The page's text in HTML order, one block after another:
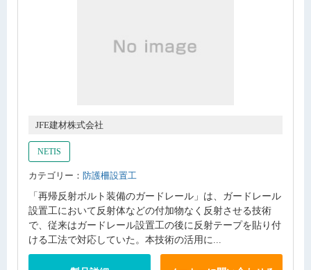
JFE建材株式会社
NETIS
カテゴリー： 防護柵設置工
「再帰反射ボルト装備のガードレール」は、ガードレール
設置工において反射体などの付加物なく反射させる技術
で、従来はガードレール設置工の後に反射テープを貼り付
ける工法で対応していた。本技術の活用に...